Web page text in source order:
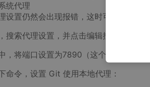
统代理
设置仍然会出现报错，这时可以通过设
搜索代理设置，并点击编辑按钮。
，将端口设置为7890（这个端口不会影
命令，设置 Git 使用本地代理：